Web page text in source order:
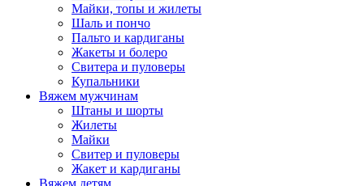
Майки, топы и жилеты
Шаль и пончо
Пальто и кардиганы
Жакеты и болеро
Свитера и пуловеры
Купальники
Вяжем мужчинам
Штаны и шорты
Жилеты
Майки
Свитер и пуловеры
Жакет и кардиганы
Вяжем детям